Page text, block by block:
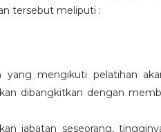
tersebut meliputi :
yang mengikuti pelatihan
dibangkitkan dengan
jabatan seseorang,